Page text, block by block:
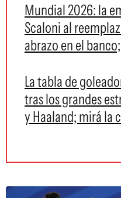
Mundial 2026: la
Scaloni al
abrazo en el
La tabla de
tras los grandes
y Haaland; mirá la